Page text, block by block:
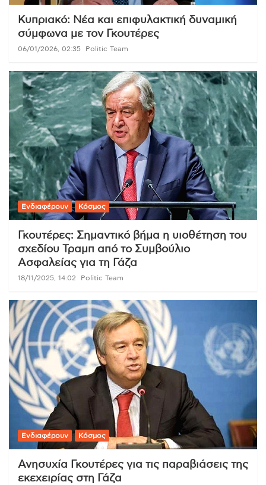
Κυπριακό: Νέα και επιφυλακτική δυναμική
σύμφωνα με τον Γκουτέρες
06/01/2026, 02:35 Politic Team
Ενδιαφέρουν Κόσμος
Γκουτέρες: Σημαντικό βήμα η υιοθέτηση του
σχεδίου Τραμπ από το Συμβούλιο
Ασφαλείας για τη Γάζα
18/11/2025, 14:02 Politic Team
Ενδιαφέρουν Κόσμος
Ανησυχία Γκουτέρες για τις παραβιάσεις της
εκεχειρίας στη Γάζα